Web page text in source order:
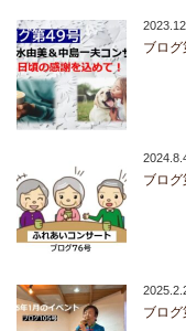
ブロ
ブロ
ブロ